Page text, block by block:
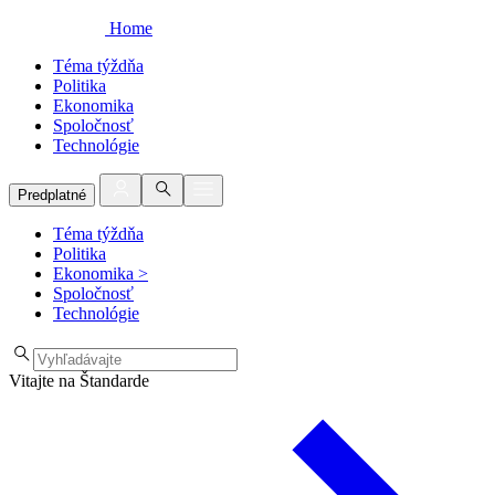
Home
Téma týždňa
Politika
Ekonomika
Spoločnosť
Technológie
Predplatné
Téma týždňa
Politika
Ekonomika >
Spoločnosť
Technológie
Vitajte na Štandarde